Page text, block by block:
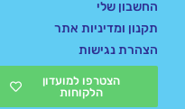
החשבון שלי
תקנון ומדיניות אתר
הצהרת נגישות
הצטרפו למועדון
הלקוחות